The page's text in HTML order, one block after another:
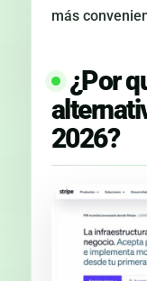
más
¿Por
2026?